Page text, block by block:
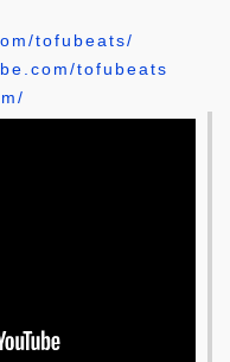
tofubeats/
tofubeats